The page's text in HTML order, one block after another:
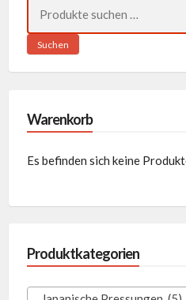
nach:
Suchen
Warenkorb
Es befinden sich keine
Produktkategorien